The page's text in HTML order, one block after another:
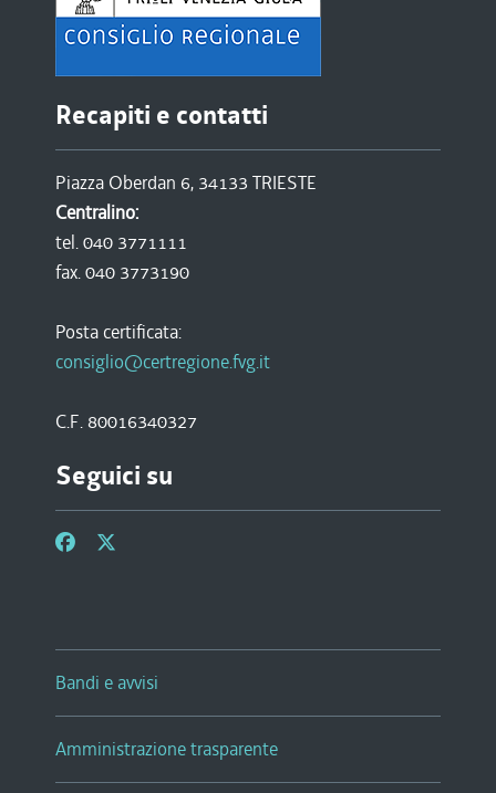
Recapiti e contatti
Piazza Oberdan 6, 34133 TRIESTE
Centralino:
tel. 040 3771111
fax. 040 3773190
Posta certificata:
consiglio@certregione.fvg.it
C.F. 80016340327
Seguici su
Bandi e avvisi
Amministrazione trasparente